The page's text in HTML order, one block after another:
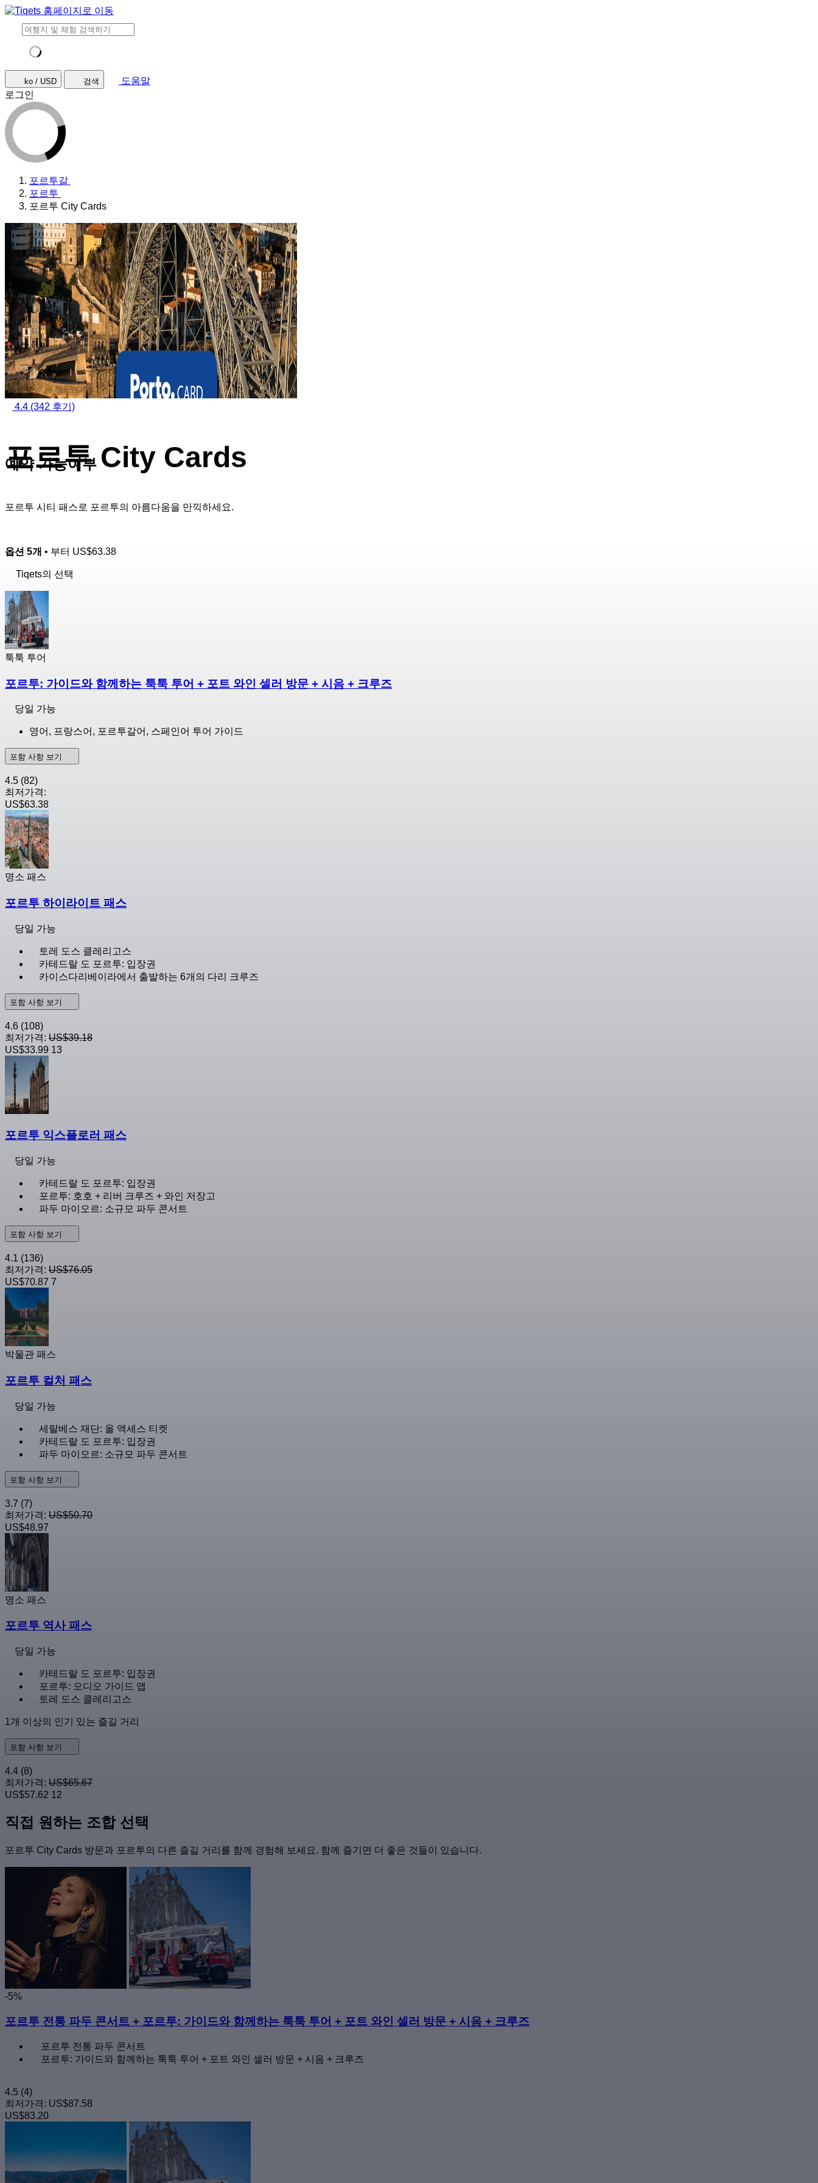
ko / USD 검색
도움말
로그인
포르투갈
포르투
포르투 City Cards
4.4 (342 후기)
포르투 City Cards
포르투 시티 패스로 포르투의 아름다움을 만끽하세요.
예약 가능여부
옵션 5개 • 부터 US$63.38
Tiqets의 선택
툭툭 투어
포르투: 가이드와 함께하는 툭툭 투어 + 포트 와인 셀러 방문 + 시음 + 크루즈
당일 가능
영어, 프랑스어, 포르투갈어, 스페인어 투어 가이드
포함 사항 보기
4.5 (82)
최저가격:
US$63.38
명소 패스
포르투 하이라이트 패스
당일 가능
토레 도스 클레리고스
카테드랄 도 포르투: 입장권
카이스다리베이라에서 출발하는 6개의 다리 크루즈
포함 사항 보기
4.6 (108)
최저가격: US$39.18
US$33.99 13
포르투 익스플로러 패스
당일 가능
카테드랄 도 포르투: 입장권
포르투: 호호 + 리버 크루즈 + 와인 저장고
파두 마이오르: 소규모 파두 콘서트
포함 사항 보기
4.1 (136)
최저가격: US$76.05
US$70.87 7
박물관 패스
포르투 컬처 패스
당일 가능
세랄베스 재단: 올 액세스 티켓
카테드랄 도 포르투: 입장권
파두 마이오르: 소규모 파두 콘서트
포함 사항 보기
3.7 (7)
최저가격: US$50.70
US$48.97
명소 패스
포르투 역사 패스
당일 가능
카테드랄 도 포르투: 입장권
포르투: 오디오 가이드 앱
토레 도스 클레리고스
1개 이상의 인기 있는 즐길 거리
포함 사항 보기
4.4 (8)
최저가격: US$65.67
US$57.62 12
직접 원하는 조합 선택
포르투 City Cards 방문과 포르투의 다른 즐길 거리를 함께 경험해 보세요. 함께 즐기면 더 좋은 것들이 있습니다.
-5%
포르투 전통 파두 콘서트 + 포르투: 가이드와 함께하는 툭툭 투어 + 포트 와인 셀러 방문 + 시음 + 크루즈
포르투 전통 파두 콘서트
포르투: 가이드와 함께하는 툭툭 투어 + 포트 와인 셀러 방문 + 시음 + 크루즈
4.5 (4)
최저가격: US$87.58
US$83.20